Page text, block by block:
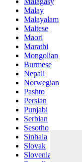
Malay
Malayalam
Maltese
Maori
Marathi
Mongolian
Burmese
Nepali
Norwegian
Pashto
Persian
Punjabi
Serbian
Sesotho
Sinhala
Slovak
Slovenian